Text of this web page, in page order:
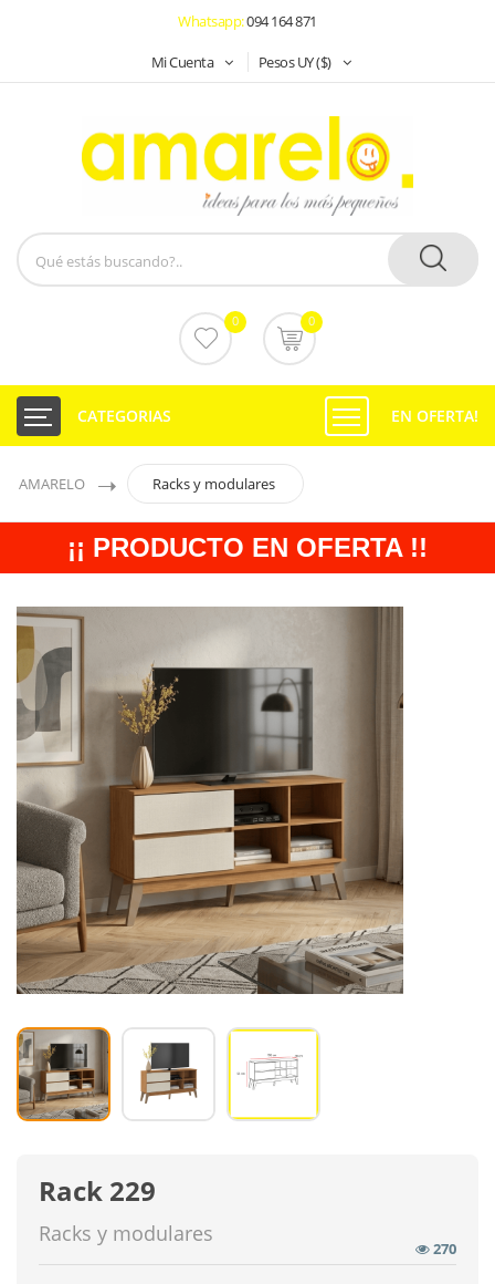
Whatsapp:094 164 871
Mi Cuenta Pesos UY ($)
0 0
EN OFERTA!
CATEGORIAS
AMARELO Racks y modulares
¡¡ PRODUCTO EN OFERTA !!
Rack 229
Racks y modulares
270